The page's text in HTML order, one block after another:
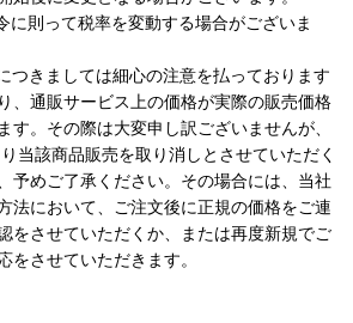
則って税率を変動する場合がございま
きましては細心の注意を払っております
、通販サービス上の価格が実際の販売価格
す。その際は大変申し訳ございませんが、
当該商品販売を取り消しとさせていただく
予めご了承ください。その場合には、当社
法において、ご注文後に正規の価格をご連
をさせていただくか、または再度新規でご
をさせていただきます。